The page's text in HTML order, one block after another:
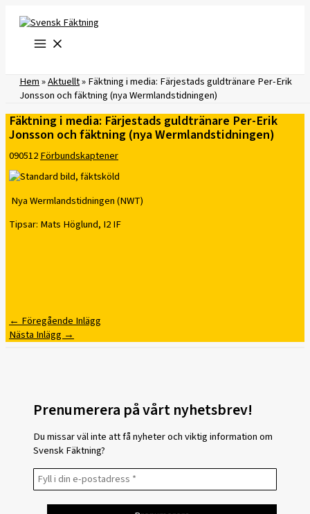
innehåll
Hem»Aktuellt»Fäktning i media: Färjestads guldtränare Per-Erik
Jonsson och fäktning (nya Wermlandstidningen)
Fäktning i media: Färjestads guldtränare Per-Erik
Jonsson och fäktning (nya Wermlandstidningen)
090512Förbundskaptener
Nya Wermlandstidningen (NWT)
Tipsar: Mats Höglund, I2 IF
← Föregående Inlägg
Nästa Inlägg →
Prenumerera på vårt nyhetsbrev!
Du missar väl inte att få nyheter och viktig information om
Svensk Fäktning?